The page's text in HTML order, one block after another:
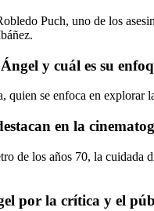
Puch, uno de los
y cuál es su
se enfoca en explorar
en la
de los años 70, la
por la crítica y el